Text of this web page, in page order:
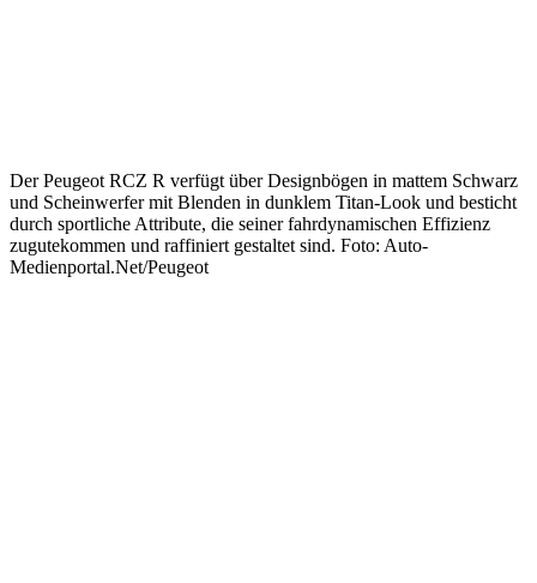
Der Peugeot RCZ R verfügt über Designbögen in mattem Schwarz
und Scheinwerfer mit Blenden in dunklem Titan-Look und besticht
durch sportliche Attribute, die seiner fahrdynamischen Effizienz
zugutekommen und raffiniert gestaltet sind. Foto: Auto-
Medienportal.Net/Peugeot